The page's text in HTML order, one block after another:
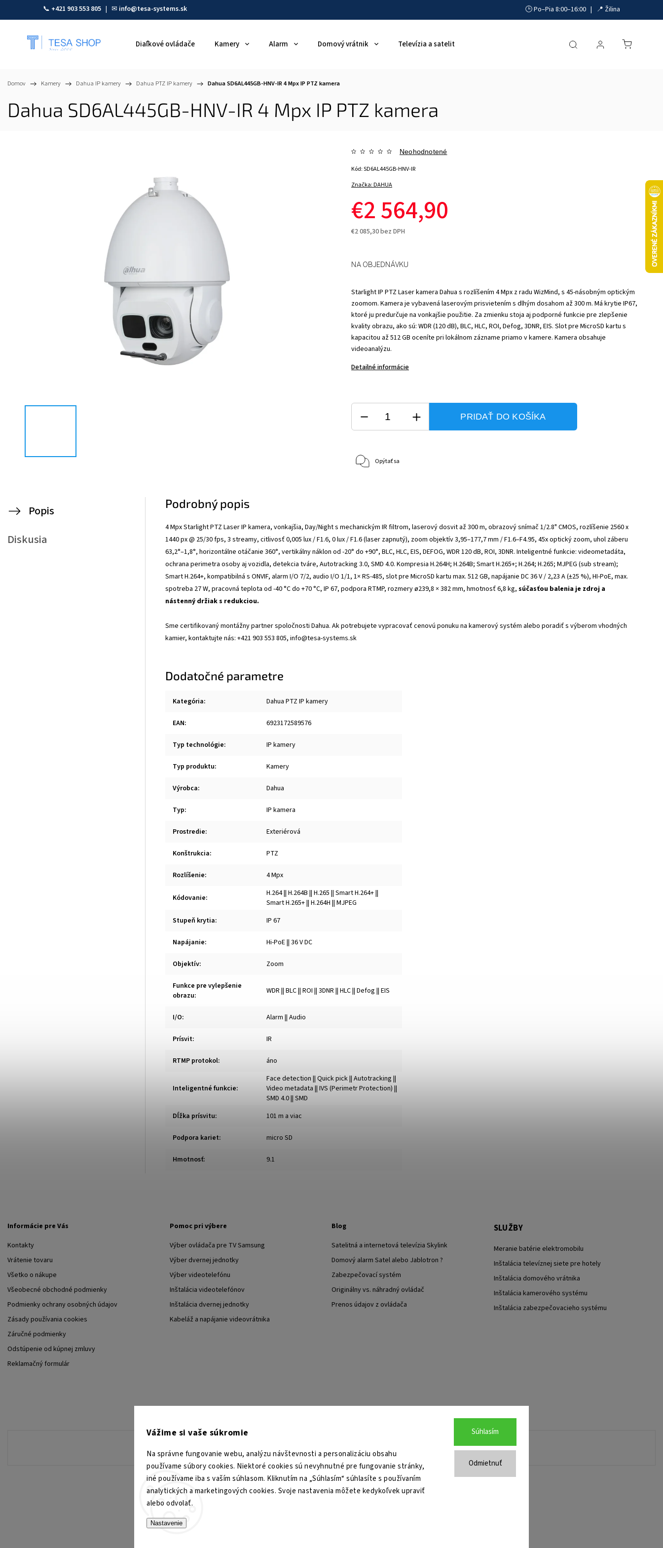
Vážime si vaše súkromie
Na správne fungovanie webu, analýzu návštevnosti a personalizáciu obsahu
používame súbory cookies. Niektoré cookies sú nevyhnutné pre fungovanie stránky,
iné používame iba s vaším súhlasom. Kliknutím na „Súhlasím“ súhlasíte s používaním
analytických a marketingových cookies. Svoje nastavenia môžete kedykoľvek upraviť
alebo odvolať.
Nastavenie
Odmietnuť
Súhlasím
📞 +421 903 553 805 | ✉ info@tesa-systems.sk 🕒 Po–Pia 8:00–16:00 | 📍 Žilina
Diaľkové ovládače Kamery Alarm Domový vrátnik Televízia a satelit Akumulátory, UPS a zdroje Parkovacie systémy
Domov / Kamery / Dahua IP kamery / Dahua PTZ IP kamery / Dahua SD6AL445GB-HNV-IR 4 Mpx IP PTZ kamera
Dahua SD6AL445GB-HNV-IR 4 Mpx IP PTZ kamera
Značka:DAHUA
Neohodnotené
€2 564,90
€2 085,30 bez DPH
Kód:SD6AL445GB-HNV-IR
Starlight IP PTZ Laser kamera Dahua s rozlíšením 4 Mpx z radu WizMind, s 45-násobným optickým
zoomom. Kamera je vybavená laserovým prisvietením s dlhým dosahom až 300 m. Má krytie IP67,
ktoré ju predurčuje na vonkajšie použitie. Za zmienku stoja aj podporné funkcie pre zlepšenie
kvality obrazu, ako sú: WDR (120 dB), BLC, HLC, ROI, Defog, 3DNR, EIS. Slot pre MicroSD kartu s
kapacitou až 512 GB oceníte pri lokálnom zázname priamo v kamere. Kamera obsahuje
videoanalýzu.
Detailné informácie
NA OBJEDNÁVKU
PRIDAŤ DO KOŠÍKA
Opýtať sa
Popis
Diskusia
Podrobný popis
4 Mpx Starlight PTZ Laser IP kamera, vonkajšia, Day/Night s mechanickým IR filtrom, laserový dosvit až 300 m, obrazový snímač 1/2.8" CMOS, rozlíšenie 2560 x
1440 px @ 25/30 fps, 3 streamy, citlivosť 0,005 lux / F1.6, 0 lux / F1.6 (laser zapnutý), zoom objektív 3,95–177,7 mm / F1.6–F4.95, 45x optický zoom, uhol záberu
63,2°–1,8°, horizontálne otáčanie 360°, vertikálny náklon od -20° do +90°, BLC, HLC, EIS, DEFOG, WDR 120 dB, ROI, 3DNR. Inteligentné funkcie: videometadáta,
ochrana perimetra osoby aj vozidla, detekcia tváre, Autotracking 3.0, SMD 4.0. Kompresia H.264H; H.264B; Smart H.265+; H.264; H.265; MJPEG (sub stream);
Smart H.264+, kompatibilná s ONVIF, alarm I/O 7/2, audio I/O 1/1, 1× RS-485, slot pre MicroSD kartu max. 512 GB, napájanie DC 36 V / 2,23 A (±25 %), HI-PoE, max.
spotreba 27 W, pracovná teplota od -40 °C do +70 °C, IP 67, podpora RTMP, rozmery ø239,8 × 382 mm, hmotnosť 6,8 kg, súčasťou balenia je zdroj a
nástenný držiak s redukciou.
Sme certifikovaný montážny partner spoločnosti Dahua. Ak potrebujete vypracovať cenovú ponuku na kamerový systém alebo poradiť s výberom vhodných
kamier, kontaktujte nás: +421 903 553 805, info@tesa-systems.sk
Dodatočné parametre
Kategória: Dahua PTZ IP kamery
EAN: 6923172589576
Typ technológie: IP kamery
Typ produktu: Kamery
Výrobca: Dahua
Typ: IP kamera
Prostredie: Exteriérová
Konštrukcia: PTZ
Rozlíšenie: 4 Mpx
Kódovanie:
H.264 || H.264B || H.265 || Smart H.264+ ||
Smart H.265+ || H.264H || MJPEG
Stupeň krytia: IP 67
Napájanie: Hi-PoE || 36 V DC
Objektív: Zoom
Funkce pre vylepšenie
obrazu: WDR || BLC || ROI || 3DNR || HLC || Defog || EIS
I/O: Alarm || Audio
Prísvit: IR
RTMP protokol: áno
Inteligentné funkcie:
Face detection || Quick pick || Autotracking ||
Video metadata || IVS (Perimetr Protection) ||
SMD 4.0 || SMD
Dĺžka prísvitu: 101 m a viac
Podpora kariet: micro SD
Hmotnosť: 9.1
Informácie pre Vás
Kontakty
Vrátenie tovaru
Všetko o nákupe
Všeobecné obchodné podmienky
Podmienky ochrany osobných údajov
Zásady používania cookies
Záručné podmienky
Odstúpenie od kúpnej zmluvy
Reklamačný formulár
Pomoc pri výbere
Výber ovládača pre TV Samsung
Výber dvernej jednotky
Výber videotelefónu
Inštalácia videotelefónov
Inštalácia dvernej jednotky
Kabeláž a napájanie videovrátnika
Blog
Satelitná a internetová televízia Skylink
Domový alarm Satel alebo Jablotron ?
Zabezpečovací systém
Originálny vs. náhradný ovládač
Prenos údajov z ovládača
SLUŽBY
Meranie batérie elektromobilu
Inštalácia televíznej siete pre hotely
Inštalácia domového vrátnika
Inštalácia kamerového systému
Inštalácia zabezpečovacieho systému